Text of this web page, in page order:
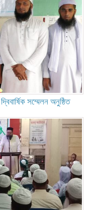
সম্মেলন অনুষ্ঠিত